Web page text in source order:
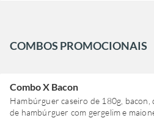
COMBOS PROMOCIONAIS
Combo X Bacon
Hambúrguer caseiro de 180g, bacon,
de hambúrguer com gergelim e